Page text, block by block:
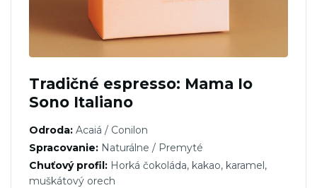
Tradičné espresso: Mama Io
Sono Italiano
Odroda: Acaiá / Conilon
Spracovanie: Naturálne / Premyté
Chuťový profil: Horká čokoláda, kakao, karamel,
muškátový orech